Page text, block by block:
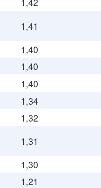
1,41
1,40
1,40
1,40
1,34
1,32
1,31
1,30
1,21